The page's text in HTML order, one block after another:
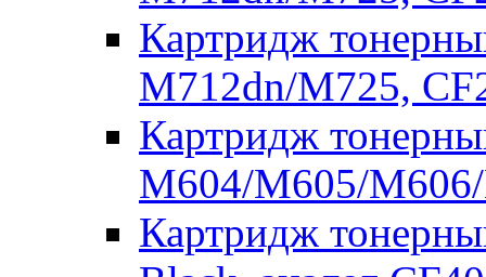
Картридж
M712dn/M725,
Картридж
M604/M605/
Картридж